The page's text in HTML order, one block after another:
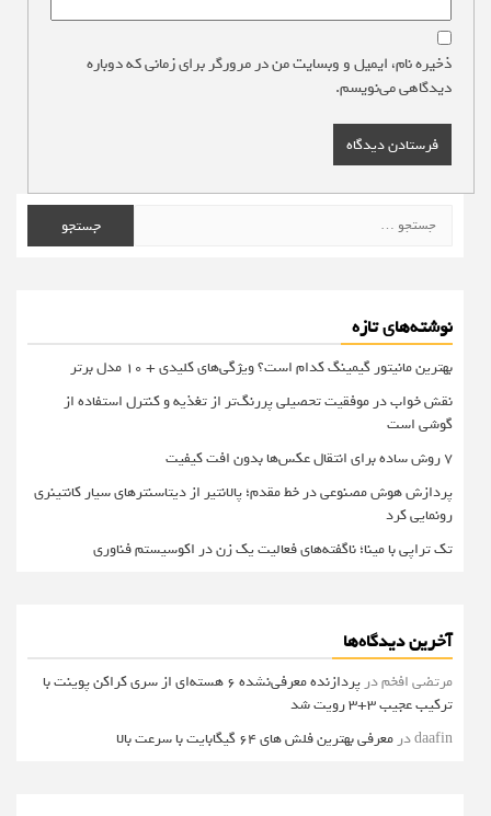
ذخیره نام، ایمیل و وبسایت من در مرورگر برای زمانی که دوباره
دیدگاهی می‌نویسم.
برای:
نوشته‌های تازه
بهترین مانیتور گیمینگ کدام است؟ ویژگی‌های کلیدی + 10 مدل برتر
نقش خواب در موفقیت تحصیلی پررنگ‌تر از تغذیه و کنترل استفاده از
گوشی است
۷ روش ساده برای انتقال عکس‌ها بدون افت کیفیت
پردازش هوش مصنوعی در خط مقدم؛ پالانتیر از دیتاسنترهای سیار کانتینری
رونمایی کرد
تک تراپی با مینا؛ ناگفته‌های فعالیت یک زن در اکوسیستم فناوری
آخرین دیدگاه‌ها
مرتضی افخمدر
پردازنده معرفی‌نشده 6 هسته‌ای از سری کراکن پوینت با
ترکیب عجیب 3+3 رویت شد
daafinدرمعرفی بهترین فلش های 64 گیگابایت با سرعت بالا